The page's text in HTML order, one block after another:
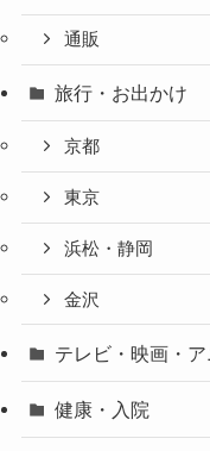
通販
旅行・お出かけ
京都
東京
浜松・静岡
金沢
テレビ・映画・ア
健康・入院